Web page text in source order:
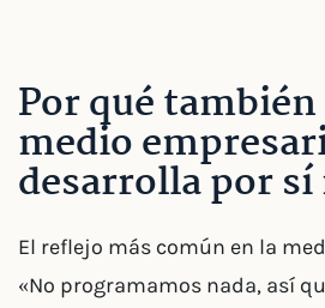
Por qué
medio
desarrolla por
El reflejo más común en la
«No programamos nada, así